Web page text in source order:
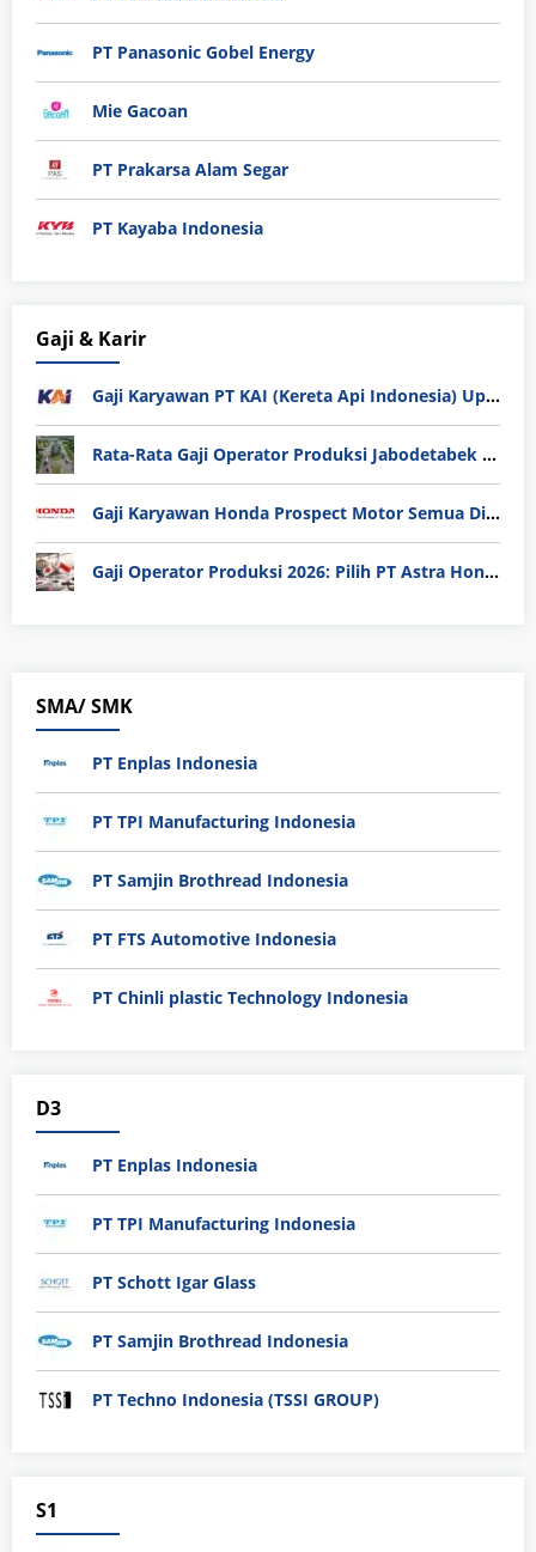
PT Panasonic Gobel Energy
Mie Gacoan
PT Prakarsa Alam Segar
PT Kayaba Indonesia
Gaji & Karir
Gaji Karyawan PT KAI (Kereta Api Indonesia) Update 2025
Rata-Rata Gaji Operator Produksi Jabodetabek 2025: Bedah Tuntas UMK, Lemburan, dan Realita Hidup Buruh
Gaji Karyawan Honda Prospect Motor Semua Divisi
Gaji Operator Produksi 2026: Pilih PT Astra Honda Motor (AHM) atau Manufaktur di Jepang?
SMA/ SMK
PT Enplas Indonesia
PT TPI Manufacturing Indonesia
PT Samjin Brothread Indonesia
PT FTS Automotive Indonesia
PT Chinli plastic Technology Indonesia
D3
PT Enplas Indonesia
PT TPI Manufacturing Indonesia
PT Schott Igar Glass
PT Samjin Brothread Indonesia
PT Techno Indonesia (TSSI GROUP)
S1